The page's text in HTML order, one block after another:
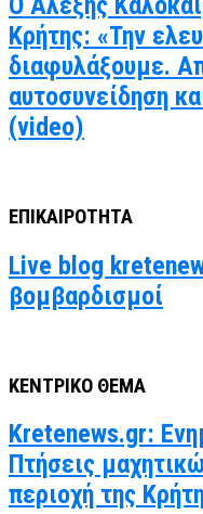
Κρήτης: «Την
διαφυλάξουμε.
αυτοσυνείδηση
(video)
ΕΠΙΚΑΙΡΟΤΗΤΑ
Live blog
βομβαρδισμοί
ΚΕΝΤΡΙΚΟ ΘΕΜΑ
Kretenews.gr:
Πτήσεις
περιοχή της